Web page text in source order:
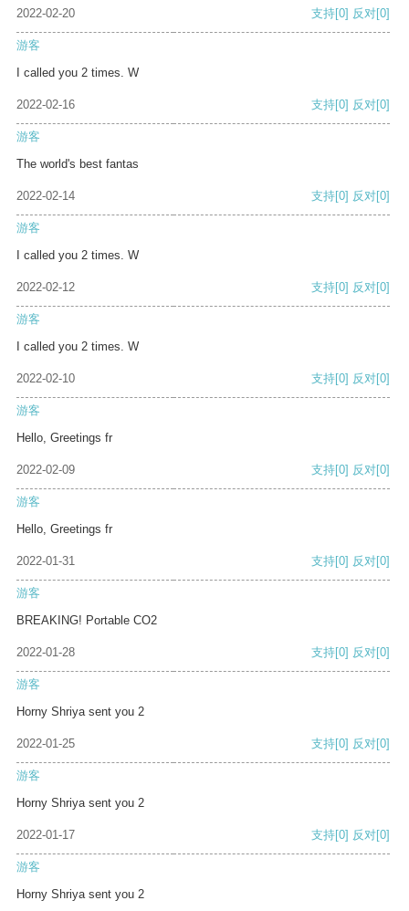
2022-02-20 支持[0] 反对[0]
游客
I called you 2 times. W
2022-02-16 支持[0] 反对[0]
游客
The world's best fantas
2022-02-14 支持[0] 反对[0]
游客
I called you 2 times. W
2022-02-12 支持[0] 反对[0]
游客
I called you 2 times. W
2022-02-10 支持[0] 反对[0]
游客
Hello, Greetings fr
2022-02-09 支持[0] 反对[0]
游客
Hello, Greetings fr
2022-01-31 支持[0] 反对[0]
游客
BREAKING! Portable CO2
2022-01-28 支持[0] 反对[0]
游客
Horny Shriya sent you 2
2022-01-25 支持[0] 反对[0]
游客
Horny Shriya sent you 2
2022-01-17 支持[0] 反对[0]
游客
Horny Shriya sent you 2